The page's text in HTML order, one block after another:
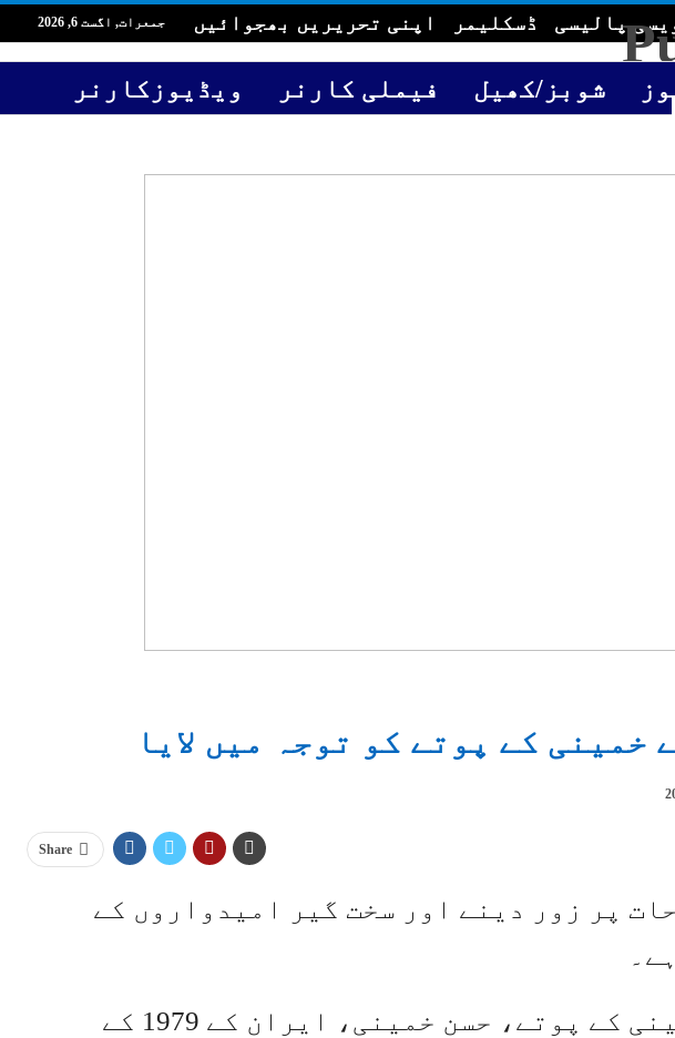
جمعرات, اگست 6, 2026 اپنی تحریریں بھجوائیں ڈسکلیمر پالیسی
شوبز/کھیل فیملی کارنر
ویڈیوزکارنر
خمینی کے پوتے کو توجہ میں لایا
Share
پر زور دینے اور سخت گیر امیدواروں کے
آیت اللہ روح اللہ خمینی کے پوتے، حسن خمینی، ایران کے 1979 کے